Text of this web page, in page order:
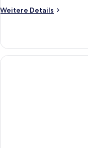
die
Weitere Details
Weitere
Suite,
1 King-
Bett,